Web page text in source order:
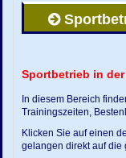
Sportbetrieb in der
In diesem Bereich
Trainingszeiten,
Klicken Sie auf einen
gelangen direkt auf die